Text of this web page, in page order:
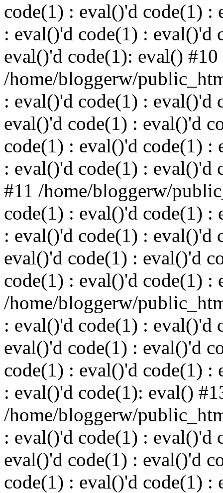
code(1) : eval()'d code(1) :
: eval()'d code(1) : eval()'d
eval()'d code(1): eval() #10
/home/bloggerw/
: eval()'d code(1) : eval()'d
eval()'d code(1) : eval()'d
code(1) : eval()'d code(1) :
: eval()'d code(1) : eval()'d
#11 /home/bloggerw/
code(1) : eval()'d code(1) :
: eval()'d code(1) : eval()'d
eval()'d code(1) : eval()'d
code(1) : eval()'d code(1) :
/home/bloggerw/
: eval()'d code(1) : eval()'d
eval()'d code(1) : eval()'d
code(1) : eval()'d code(1) :
: eval()'d code(1): eval()
/home/bloggerw/
: eval()'d code(1) : eval()'d
eval()'d code(1) : eval()'d
code(1) : eval()'d code(1) :